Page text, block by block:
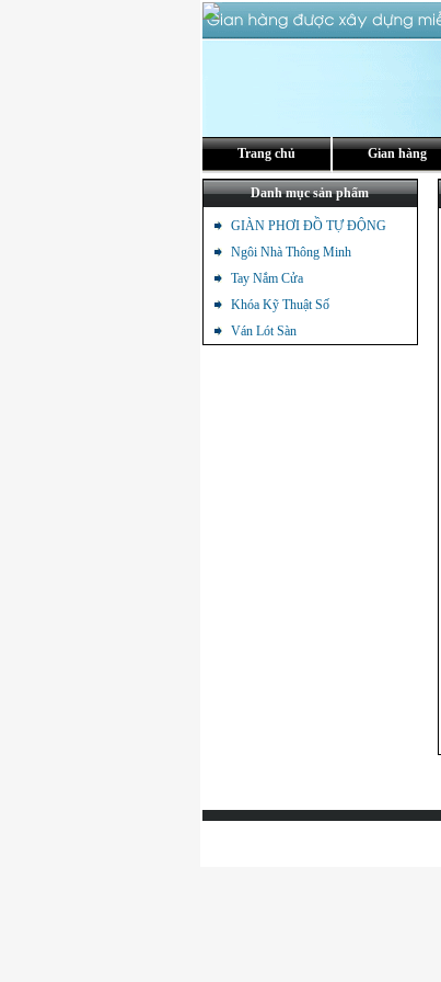
Trang chủ Gian hàng
Danh mục sản phẩm
GIÀN PHƠI ĐỒ TỰ ĐỘNG
Ngôi Nhà Thông Minh
Tay Nắm Cửa
Khóa Kỹ Thuật Số
Ván Lót Sàn